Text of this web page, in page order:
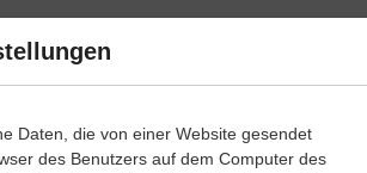
‐ Abitur
Daten, die von einer Website gesendet
des Benutzers auf dem Computer des